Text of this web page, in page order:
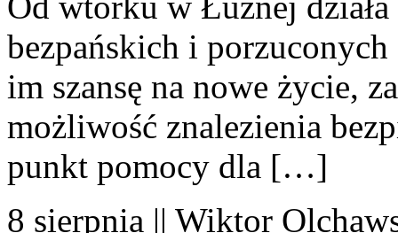
bezpańskich i
im szansę na nowe życie,
możliwość znalezienia
punkt pomocy dla […]
8 sierpnia || Wiktor